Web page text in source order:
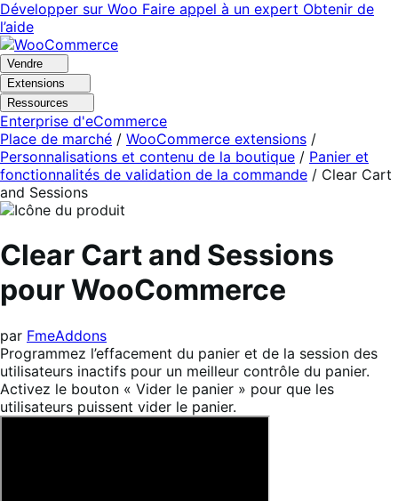
Aller
à
la
navigation
Aller
au
contenu
principal
Développer sur Woo Faire appel à un expert Obtenir de
l’aide
Vendre
Extensions
Ressources
Enterprise d'eCommerce
Place de marché / WooCommerce extensions /
Personnalisations et contenu de la boutique / Panier et
fonctionnalités de validation de la commande / Clear Cart
and Sessions
Clear Cart and Sessions
pour WooCommerce
par FmeAddons
Programmez l’effacement du panier et de la session des
utilisateurs inactifs pour un meilleur contrôle du panier.
Activez le bouton « Vider le panier » pour que les
utilisateurs puissent vider le panier.